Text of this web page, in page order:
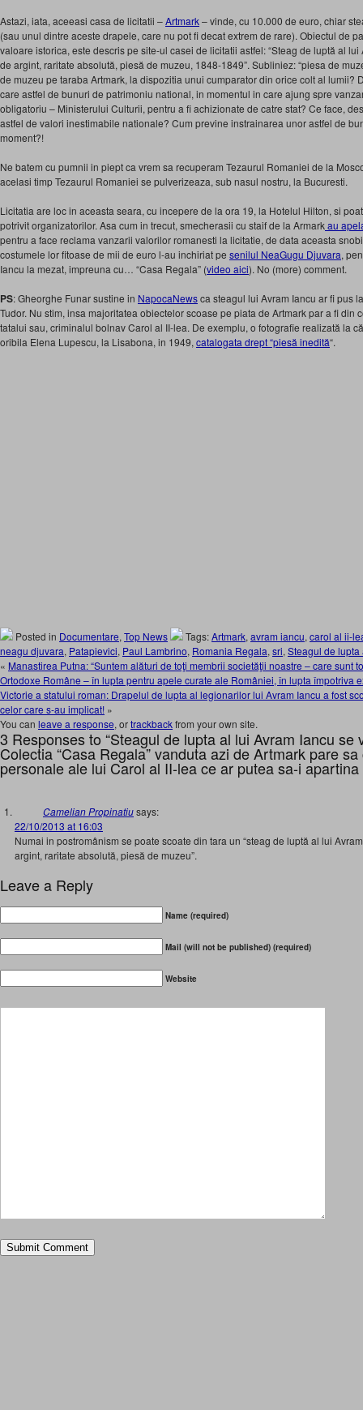
Astazi, iata, aceeasi casa de licitatii –Artmark– vinde, cu 10.000 de euro, chiar
(sau unul dintre aceste drapele, care nu pot fi decat extrem de rare). Obiectul de
valoare istorica, este descris pe site-ul casei de licitatii astfel: “Steag de luptă al
de argint, raritate absolută, piesă de muzeu, 1848-1849”. Subliniez: “piesa de
de muzeu pe taraba Artmark, la dispozitia unui cumparator din orice colt al lumii?
care astfel de bunuri de patrimoniu national, in momentul in care ajung spre
obligatoriu – Ministerului Culturii, pentru a fi achizionate de catre stat? Ce face,
astfel de valori inestimabile nationale? Cum previne instrainarea unor astfel de
moment?!
Ne batem cu pumnii in piept ca vrem sa recuperam Tezaurul Romaniei de la
acelasi timp Tezaurul Romaniei se pulverizeaza, sub nasul nostru, la Bucuresti.
Licitatia are loc in aceasta seara, cu incepere de la ora 19, la Hotelul Hilton, si
potrivit organizatorilor. Asa cum in trecut, smecherasii cu staif de la Armarkau
pentru a face reclama vanzarii valorilor romanesti la licitatie, de data aceasta
costumele lor fitoase de mii de euro l-au inchiriat pe senilul NeaGugu Djuvara,
Iancu la mezat, impreuna cu… “Casa Regala” (video aici). No (more) comment.
PS: Gheorghe Funar sustine in NapocaNewsca steagul lui Avram Iancu ar fi pus
Tudor. Nu stim, insa majoritatea obiectelor scoase pe piata de Artmark par a fi din
tatalui sau, criminalul bolnav Carol al II-lea. De exemplu, o fotografie realizată la
oribila Elena Lupescu, la Lisabona, in 1949, catalogata drept “piesă inedită“.
Posted in Documentare, Top News Tags:Artmark, avram iancu, carol al ii-
neagu djuvara, Patapievici, Paul Lambrino, Romania Regala, sri, Steagul de
« Manastirea Putna: “Suntem alături de toţi membrii societăţii noastre – care sunt
Ortodoxe Române – în lupta pentru apele curate ale României, în lupta împotriva
Victorie a statului roman: Drapelul de lupta al legionarilor lui Avram Iancu a fost
celor care s-au implicat! »
You can leave a response, ortrackbackfrom your own site.
3 Responses to “Steagul de lupta al lui Avram Iancu se
Colectia “Casa Regala” vanduta azi de Artmark pare
personale ale lui Carol al II-lea ce ar putea sa-i apartina
Camelian Propinatiusays:
22/10/2013 at 16:03
Numai in postromânism se poate scoate din tara un “steag de luptă al lui
argint, raritate absolută, piesă de muzeu”.
Leave a Reply
Name (required)
Mail (will not be published) (required)
Website